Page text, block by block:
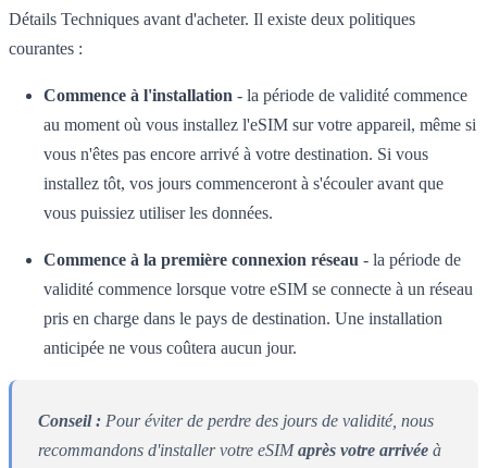
Détails Techniques avant d'acheter. Il existe deux politiques
courantes :
Commence à l'installation - la période de validité commence
au moment où vous installez l'eSIM sur votre appareil, même si
vous n'êtes pas encore arrivé à votre destination. Si vous
installez tôt, vos jours commenceront à s'écouler avant que
vous puissiez utiliser les données.
Commence à la première connexion réseau - la période de
validité commence lorsque votre eSIM se connecte à un réseau
pris en charge dans le pays de destination. Une installation
anticipée ne vous coûtera aucun jour.
Conseil : Pour éviter de perdre des jours de validité, nous
recommandons d'installer votre eSIMaprès votre arrivée à